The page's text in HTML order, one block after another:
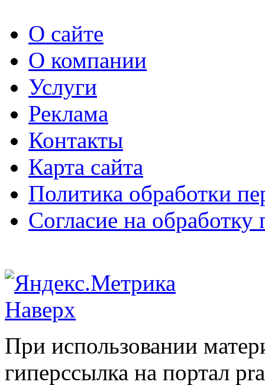
О сайте
О компании
Услуги
Реклама
Контакты
Карта сайта
Политика обработки
Согласие на
Наверх
При использовании
гиперссылка на портал